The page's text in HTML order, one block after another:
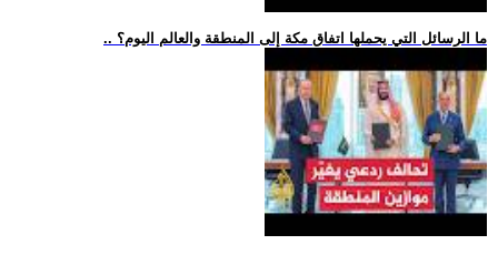
.. ما الرسائل التي يحملها اتفاق مكة إلى المنطقة والعالم اليوم؟